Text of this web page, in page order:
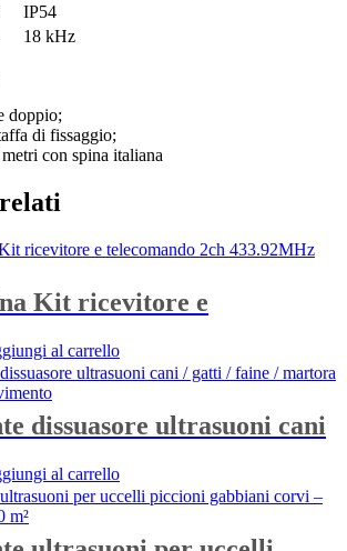
IP54
18 kHz
doppio;
di fissaggio;
con spina italiana
Kit ricevitore e
2ch 433.92MHz 220V
al carrello
dissuasore ultrasuoni cani
/ martora – sensore
al carrello